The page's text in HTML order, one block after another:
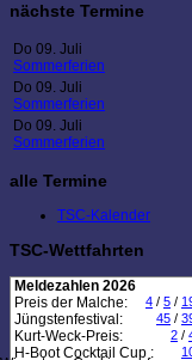
nächste Termine
Do 09. Juli
Sommerferien
Do 09. Juli
Sommerferien
Do 09. Juli
Sommerferien
alle Termine
TSC-Kalender
TSC-Wettfahrten
Meldezahlen 2026
Preis der Malche:
4 / 5 /
Jüngstenfestival: 45 /
Kurt-Weck-Preis: 2 /
H-Boot Cocktail Cup :